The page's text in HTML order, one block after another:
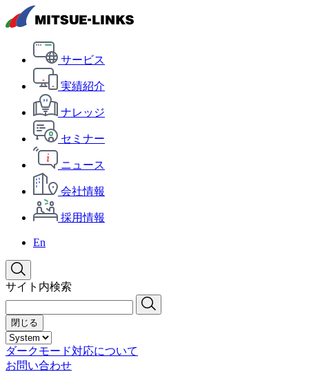
サービス
実績紹介
ナレッジ
セミナー
ニュース
会社情報
採用情報
En
サイト内検索
閉じる
ダークモード対応について
お問い合わせ